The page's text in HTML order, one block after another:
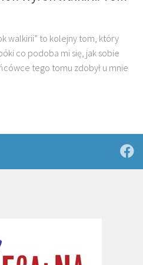
walkirii” to kolejny tom, który
co podoba mi się, jak sobie
tego tomu zdobył u mnie